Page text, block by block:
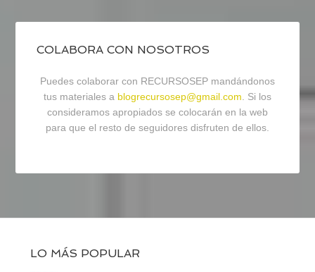
COLABORA CON NOSOTROS
Puedes colaborar con RECURSOSEP mandándonos
tus materiales a blogrecursosep@gmail.com. Si los
consideramos apropiados se colocarán en la web
para que el resto de seguidores disfruten de ellos.
LO MÁS POPULAR